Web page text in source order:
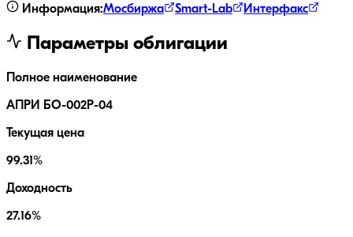
Информация:Мосбиржа Smart-Lab Интерфакс
Параметры облигации
Полное наименование
АПРИ БО-002Р-04
Текущая цена
99.31%
Доходность
27.16%